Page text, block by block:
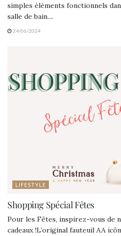
simples éléments fonctionnels
salle de bain....
24/06/2024
LIFESTYLE
Shopping Spécial Fêtes
Pour les Fêtes, inspirez-vous de
cadeaux !L’original fauteuil AA